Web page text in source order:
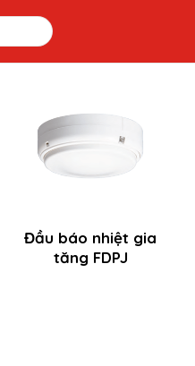
Đầu báo nhiệt gia
tăng FDPJ